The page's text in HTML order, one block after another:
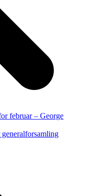
februar – George